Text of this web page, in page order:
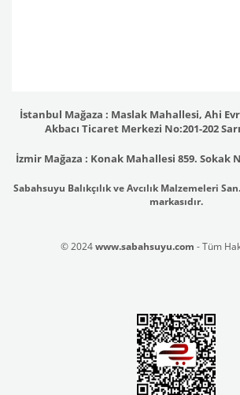
İstanbul Mağaza : Maslak Mahallesi, Ahi
Akbacı Ticaret Merkezi No:201-202
İzmir Mağaza : Konak Mahallesi 859. Sokak
Sabahsuyu Balıkçılık ve Avcılık Malzemeleri
markasıdır.
© 2024www.sabahsuyu.com - Tüm